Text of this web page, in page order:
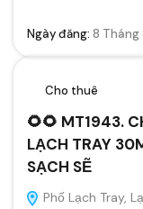
Ngày đăng: 8 Tháng
Cho thuê
🌻🌻 MT1943.
LẠCH TRAY
SẠCH SẼ
Phố Lạch Tray,